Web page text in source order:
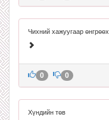
Чихний хажуугаар өнгрөөх
0 0
Хүндийн төв